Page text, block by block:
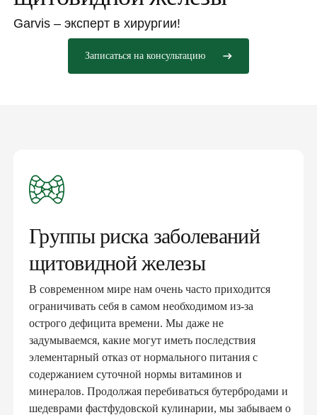
Garvis – эксперт в хирургии!
Записаться на консультацию
Группы риска заболеваний
щитовидной железы
В современном мире нам очень часто приходится
ограничивать себя в самом необходимом из-за
острого дефицита времени. Мы даже не
задумываемся, какие могут иметь последствия
элементарный отказ от нормального питания с
содержанием суточной нормы витаминов и
минералов. Продолжая перебиваться бутербродами и
шедеврами фастфудовской кулинарии, мы забываем о